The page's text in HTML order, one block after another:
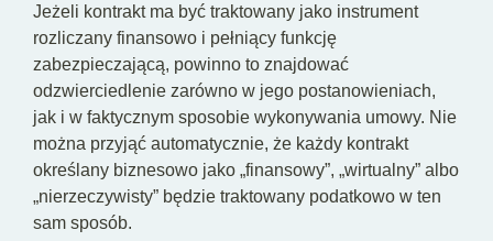
Jeżeli kontrakt ma być traktowany jako instrument
rozliczany finansowo i pełniący funkcję
zabezpieczającą, powinno to znajdować
odzwierciedlenie zarówno w jego postanowieniach,
jak i w faktycznym sposobie wykonywania umowy. Nie
można przyjąć automatycznie, że każdy kontrakt
określany biznesowo jako „finansowy”, „wirtualny” albo
„nierzeczywisty” będzie traktowany podatkowo w ten
sam sposób.